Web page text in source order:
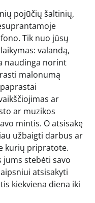
pojūčių šaltinių,
Tik nuo jūsų
valandą,
naudinga norint
malonumą
ar
ar muzikos
mintis. O atsisakę
užbaigti darbus ar
kurių pripratote.
jums stebėti savo
atsisakyti
kiekviena diena iki